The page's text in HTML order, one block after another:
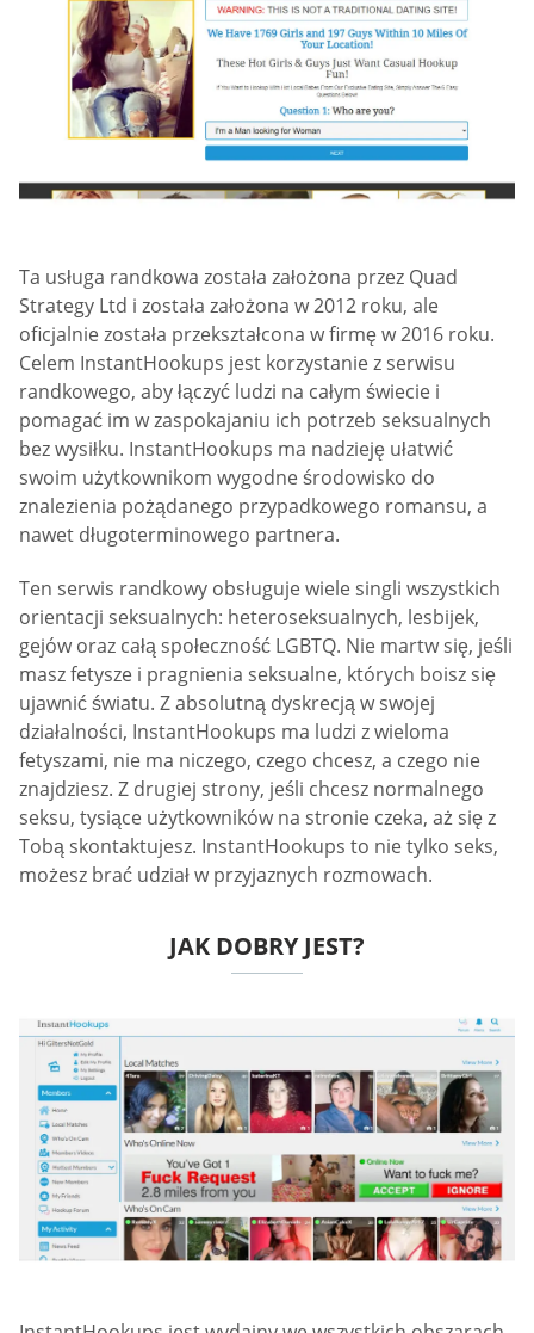
Ta usługa randkowa została założona przez Quad
Strategy Ltd i została założona w 2012 roku, ale
oficjalnie została przekształcona w firmę w 2016 roku.
Celem InstantHookups jest korzystanie z serwisu
randkowego, aby łączyć ludzi na całym świecie i
pomagać im w zaspokajaniu ich potrzeb seksualnych
bez wysiłku. InstantHookups ma nadzieję ułatwić
swoim użytkownikom wygodne środowisko do
znalezienia pożądanego przypadkowego romansu, a
nawet długoterminowego partnera.
Ten serwis randkowy obsługuje wiele singli wszystkich
orientacji seksualnych: heteroseksualnych, lesbijek,
gejów oraz całą społeczność LGBTQ. Nie martw się, jeśli
masz fetysze i pragnienia seksualne, których boisz się
ujawnić światu. Z absolutną dyskrecją w swojej
działalności, InstantHookups ma ludzi z wieloma
fetyszami, nie ma niczego, czego chcesz, a czego nie
znajdziesz. Z drugiej strony, jeśli chcesz normalnego
seksu, tysiące użytkowników na stronie czeka, aż się z
Tobą skontaktujesz. InstantHookups to nie tylko seks,
możesz brać udział w przyjaznych rozmowach.
JAK DOBRY JEST?